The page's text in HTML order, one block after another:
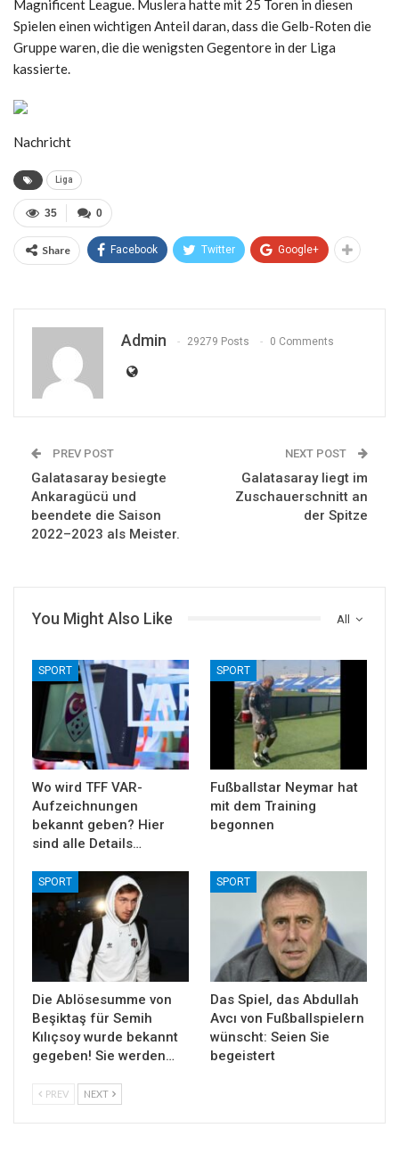
Magnificent League. Muslera hatte mit 25 Toren in diesen
Spielen einen wichtigen Anteil daran, dass die Gelb-Roten die
Gruppe waren, die die wenigsten Gegentore in der Liga
kassierte.
Nachricht
Liga
0
35
Share Facebook Twitter Google+
Admin 29279 Posts 0 Comments
PREV POST
Galatasaray besiegte
Ankaragücü und
beendete die Saison
2022–2023 als Meister.
NEXT POST
Galatasaray liegt im
Zuschauerschnitt an
der Spitze
All
You Might Also Like
SPORT
Wo wird TFF VAR-
Aufzeichnungen
bekannt geben? Hier
sind alle Details…
SPORT
Fußballstar Neymar hat
mit dem Training
begonnen
SPORT
Die Ablösesumme von
Beşiktaş für Semih
Kılıçsoy wurde bekannt
gegeben! Sie werden…
SPORT
Das Spiel, das Abdullah
Avcı von Fußballspielern
wünscht: Seien Sie
begeistert
PREV NEXT